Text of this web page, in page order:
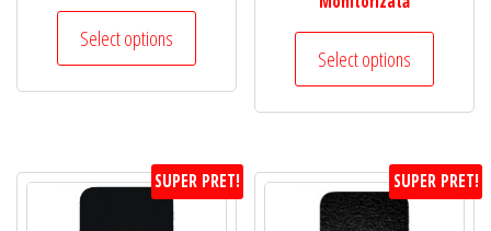
Select options
Select options
SUPER PRET! SUPER PRET!